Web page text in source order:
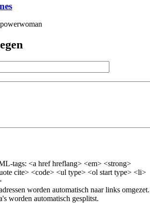
tags: <a href hreflang> <em> <strong>
cite> <code> <ul type> <ol start type> <li>
worden automatisch naar links omgezet.
worden automatisch gesplitst.